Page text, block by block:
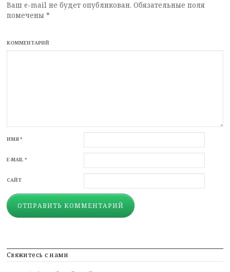
Ваш e-mail не будет опубликован. Обязательные поля
помечены *
КОММЕНТАРИЙ
ИМЯ*
E-MAIL*
САЙТ
Свяжитесь с нами